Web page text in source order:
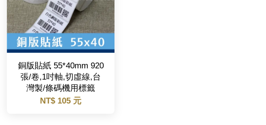
銅版貼紙 55*40mm 920
張/卷,1吋軸,切虛線,台
灣製/條碼機用標籤
NT$ 105 元